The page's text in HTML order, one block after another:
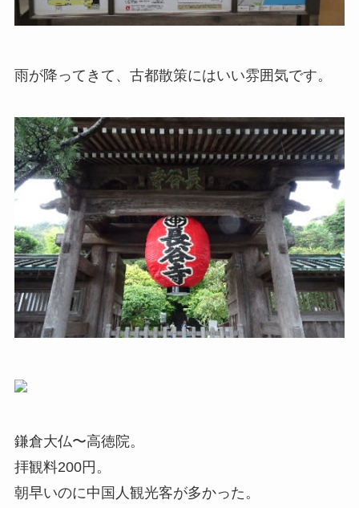
雨が降ってきて、古都散策にはいい雰囲気です。
鎌倉大仏〜高徳院。
拝観料200円。
朝早いのに中国人観光客が多かった。